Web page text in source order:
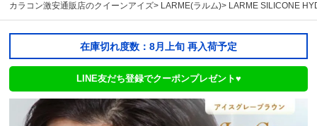
カラコン激安通販店のクイーンアイズ LARME(ラルム) LARME SILICONE
在庫切れ度数：8月上旬 再入荷予定
LINE友だち登録でクーポンプレゼント♥